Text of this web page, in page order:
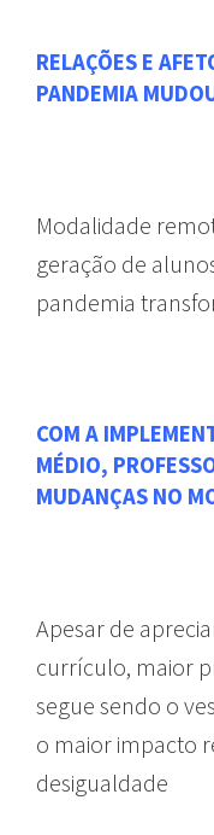
RELAÇÕES E
PANDEMIA
Modalidade
geração de
pandemia
COM A
MÉDIO,
MUDANÇAS NO
Apesar de
currículo, maior
segue sendo o
o maior impacto
desigualdade